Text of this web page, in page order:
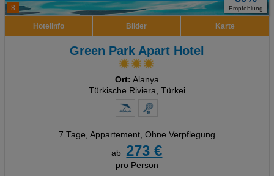
8 Empfehlung
Hotelinfo Bilder Karte
Green Park Apart Hotel
Ort: Alanya
Türkische Riviera, Türkei
7 Tage, Appartement, Ohne Verpflegung
ab
273 €
pro Person